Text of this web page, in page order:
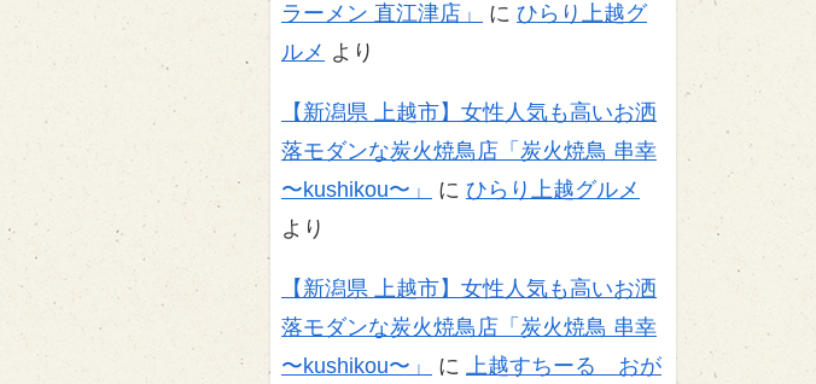
ラーメン 直江津店」
に ひらり上越グ
ルメ より
【新潟県 上越市】女性人気も高いお洒
落モダンな炭火焼鳥店「炭火焼鳥 串幸
〜kushikou〜」
に ひらり上越グルメ
より
【新潟県 上越市】女性人気も高いお洒
落モダンな炭火焼鳥店「炭火焼鳥 串幸
〜kushikou〜」
に 上越すちーる おが